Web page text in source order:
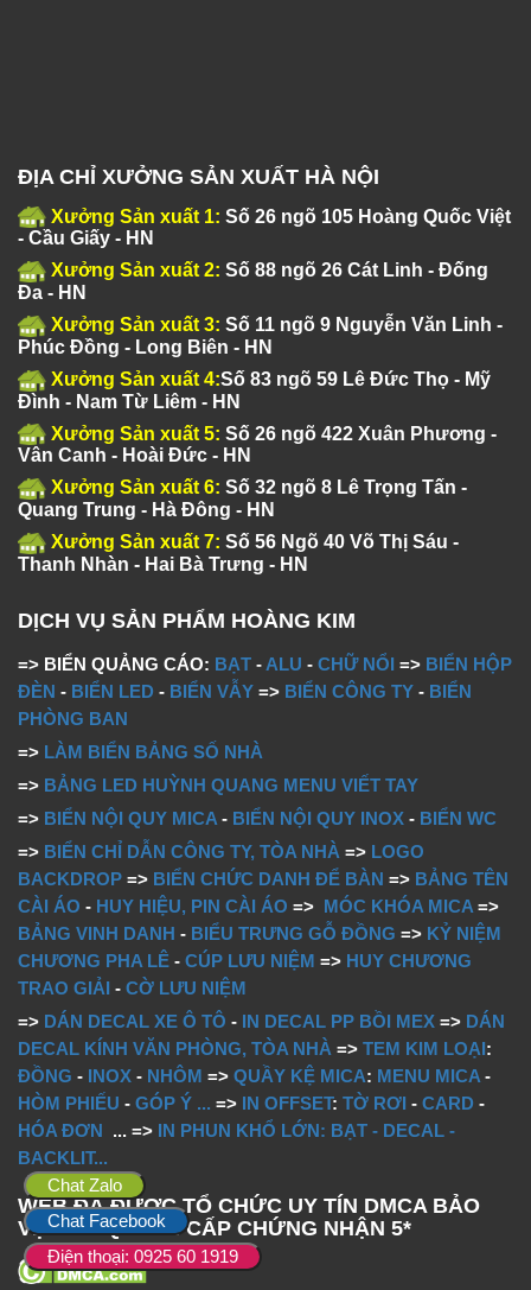
ĐỊA CHỈ XƯỞNG SẢN XUẤT HÀ NỘI
Xưởng Sản xuất 1: Số 26 ngõ 105 Hoàng Quốc Việt
- Cầu Giấy - HN
Xưởng Sản xuất 2: Số 88 ngõ 26 Cát Linh - Đống
Đa - HN
Xưởng Sản xuất 3: Số 11 ngõ 9 Nguyễn Văn Linh -
Phúc Đồng - Long Biên - HN
Xưởng Sản xuất 4:Số 83 ngõ 59 Lê Đức Thọ - Mỹ
Đình - Nam Từ Liêm - HN
Xưởng Sản xuất 5: Số 26 ngõ 422 Xuân Phương -
Vân Canh - Hoài Đức - HN
Xưởng Sản xuất 6: Số 32 ngõ 8 Lê Trọng Tấn -
Quang Trung - Hà Đông - HN
Xưởng Sản xuất 7: Số 56 Ngõ 40 Võ Thị Sáu -
Thanh Nhàn - Hai Bà Trưng - HN
DỊCH VỤ SẢN PHẨM HOÀNG KIM
=> BIỂN QUẢNG CÁO: BẠT - ALU - CHỮ NỔI => BIỂN HỘP
ĐÈN - BIỂN LED - BIỂN VẪY => BIỂN CÔNG TY - BIỂN
PHÒNG BAN
=> LÀM BIỂN BẢNG SỐ NHÀ
=> BẢNG LED HUỲNH QUANG MENU VIẾT TAY
=> BIỂN NỘI QUY MICA - BIỂN NỘI QUY INOX - BIỂN WC
=> BIỂN CHỈ DẪN CÔNG TY, TÒA NHÀ => LOGO
BACKDROP => BIỂN CHỨC DANH ĐỂ BÀN => BẢNG TÊN
CÀI ÁO - HUY HIỆU, PIN CÀI ÁO => MÓC KHÓA MICA =>
BẢNG VINH DANH - BIỂU TRƯNG GỖ ĐỒNG => KỶ NIỆM
CHƯƠNG PHA LÊ - CÚP LƯU NIỆM => HUY CHƯƠNG
TRAO GIẢI - CỜ LƯU NIỆM
=> DÁN DECAL XE Ô TÔ - IN DECAL PP BỒI MEX => DÁN
DECAL KÍNH VĂN PHÒNG, TÒA NHÀ => TEM KIM LOẠI:
ĐỒNG - INOX - NHÔM => QUẦY KỆ MICA: MENU MICA -
HÒM PHIẾU - GÓP Ý ... => IN OFFSET: TỜ RƠI - CARD -
HÓA ĐƠN ... => IN PHUN KHỔ LỚN: BẠT - DECAL -
BACKLIT...
WEB ĐÃ ĐƯỢC TỔ CHỨC UY TÍN DMCA BẢO
VỆ BẢN QUYỀN CẤP CHỨNG NHẬN 5*
Chat Zalo
Chat Facebook
Điện thoại: 0925 60 1919